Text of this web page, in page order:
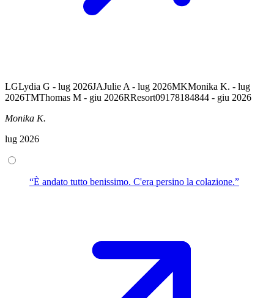
LGLydia G - lug 2026JAJulie A - lug 2026MKMonika K. - lug
2026TMThomas M - giu 2026RResort09178184844 - giu 2026
Monika K.
lug 2026
“È andato tutto benissimo. C'era persino la colazione.”